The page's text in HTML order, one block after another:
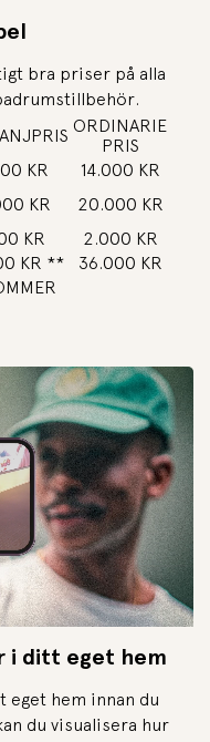
bra priser på alla
ORDINARIE
PRIS
KR
14.000 KR
KR
20.000 KR
KR
2.000 KR
KR **
36.000 KR
i ditt eget hem
eget hem innan du
du visualisera hur